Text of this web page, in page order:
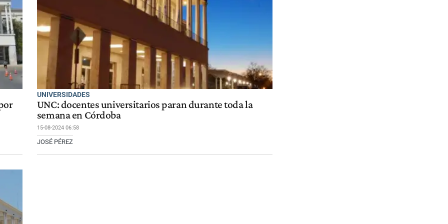
UNIVERSIDADES
UNC: docentes universitarios paran durante toda la
semana en Córdoba
15-08-2024 06:58
JOSÉ PÉREZ